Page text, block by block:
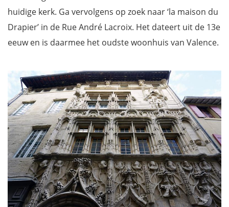
huidige kerk. Ga vervolgens op zoek naar ‘la maison du
Drapier’ in de Rue André Lacroix. Het dateert uit de 13e
eeuw en is daarmee het oudste woonhuis van Valence.